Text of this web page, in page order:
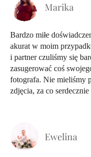
Marika
Bardzo miłe
akurat w moim
i partner czuliśmy się
zasugerować coś
fotografa. Nie mieliśmy
zdjęcia, za co
Ewelina